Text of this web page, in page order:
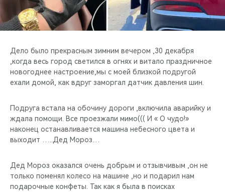
CHERY И СПОРТ
НАШИ МЕРОПРИЯТИЯ
ВИДЕООБЗОРЫ
CHERY ДЛЯ ДЕТЕЙ
Дело было прекрасным зимним вечером ,30 декабря
,когда весь город светился в огнях и витало праздничное
новогоднее настроение,мы с моей близкой подругой
ехали домой, как вдруг заморгал датчик давления шин.
Подруга встала на обочину дороги ,включила аварийку и
ждала помощи. Все проезжали мимо((( И « О чудо!»
наконец останавливается машина небесного цвета и
выходит …..Дед Мороз…
Дед Мороз оказался очень добрым и отзывчивым ,он не
только поменял колесо на машине ,но и подарил нам
подарочные конфеты. Так как я была в поисках